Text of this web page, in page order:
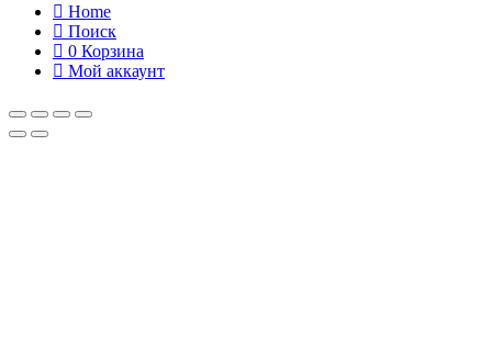
Home
Поиск
0 Корзина
Мой аккаунт